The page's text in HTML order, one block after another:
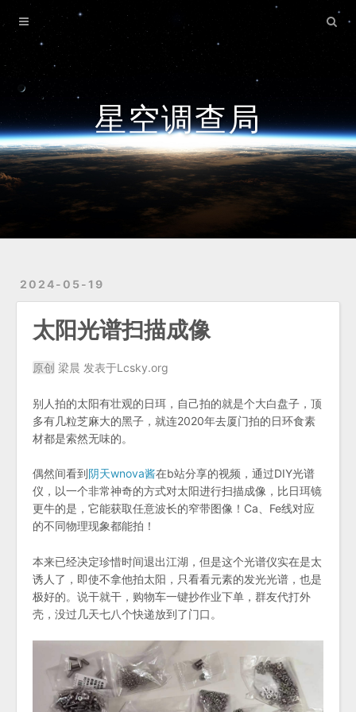
星空调查局
2024-05-19
太阳光谱扫描成像
原创 梁晨 发表于Lcsky.org
别人拍的太阳有壮观的日珥，自己拍的就是个大白盘子，顶
多有几粒芝麻大的黑子，就连2020年去厦门拍的日环食素
材都是索然无味的。
偶然间看到阴天wnova酱在b站分享的视频，通过DIY光谱
仪，以一个非常神奇的方式对太阳进行扫描成像，比日珥镜
更牛的是，它能获取任意波长的窄带图像！Ca、Fe线对应
的不同物理现象都能拍！
本来已经决定珍惜时间退出江湖，但是这个光谱仪实在是太
诱人了，即使不拿他拍太阳，只看看元素的发光光谱，也是
极好的。说干就干，购物车一键抄作业下单，群友代打外
壳，没过几天七八个快递放到了门口。
Home
首页
天文
个人